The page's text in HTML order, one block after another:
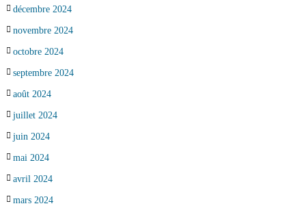
décembre 2024
novembre 2024
octobre 2024
septembre 2024
août 2024
juillet 2024
juin 2024
mai 2024
avril 2024
mars 2024